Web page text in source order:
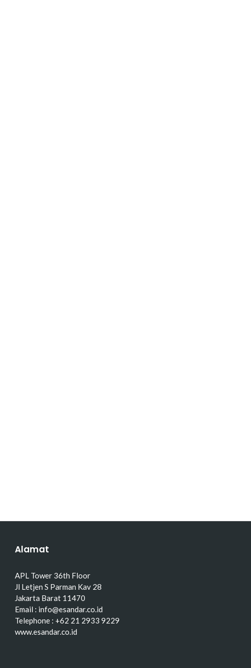
Alamat
APL Tower 36th Floor
Jl Letjen S Parman Kav 28
Jakarta Barat 11470
Email : info@esandar.co.id
Telephone : +62 21 2933 9229
www.esandar.co.id